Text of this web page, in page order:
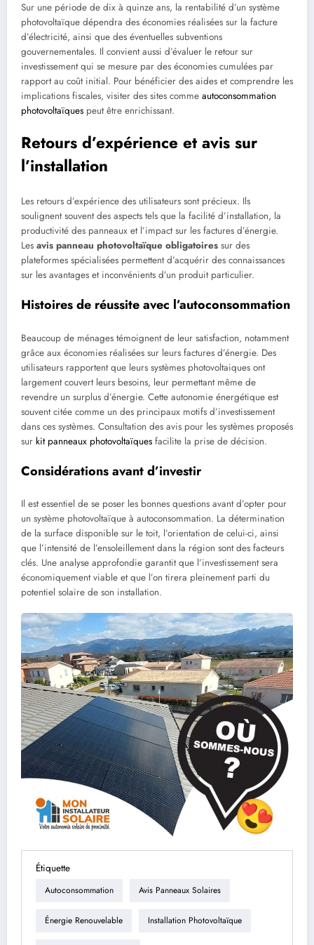
Sur une période de dix à quinze ans, la rentabilité d’un système
photovoltaïque dépendra des économies réalisées sur la facture
d’électricité, ainsi que des éventuelles subventions
gouvernementales. Il convient aussi d’évaluer le retour sur
investissement qui se mesure par des économies cumulées par
rapport au coût initial. Pour bénéficier des aides et comprendre les
implications fiscales, visiter des sites comme autoconsommation
photovoltaïques peut être enrichissant.
Retours d’expérience et avis sur
l’installation
Les retours d’expérience des utilisateurs sont précieux. Ils
soulignent souvent des aspects tels que la facilité d’installation, la
productivité des panneaux et l’impact sur les factures d’énergie.
Les avis panneau photovoltaïque obligatoires sur des
plateformes spécialisées permettent d’acquérir des connaissances
sur les avantages et inconvénients d’un produit particulier.
Histoires de réussite avec l’autoconsommation
Beaucoup de ménages témoignent de leur satisfaction, notamment
grâce aux économies réalisées sur leurs factures d’énergie. Des
utilisateurs rapportent que leurs systèmes photovoltaiques ont
largement couvert leurs besoins, leur permettant même de
revendre un surplus d’énergie. Cette autonomie énergétique est
souvent citée comme un des principaux motifs d’investissement
dans ces systèmes. Consultation des avis pour les systèmes proposés
sur kit panneaux photovoltaïques facilite la prise de décision.
Considérations avant d’investir
Il est essentiel de se poser les bonnes questions avant d’opter pour
un système photovoltaïque à autoconsommation. La détermination
de la surface disponible sur le toit, l’orientation de celui-ci, ainsi
que l’intensité de l’ensoleillement dans la région sont des facteurs
clés. Une analyse approfondie garantit que l’investissement sera
économiquement viable et que l’on tirera pleinement parti du
potentiel solaire de son installation.
Étiquette
Autoconsommation Avis Panneaux Solaires
Énergie Renouvelable Installation Photovoltaïque